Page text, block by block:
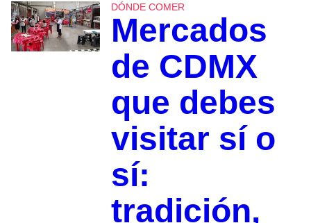
DÓNDE COMER
Mercados
de CDMX
que debes
visitar sí o
sí:
tradición,